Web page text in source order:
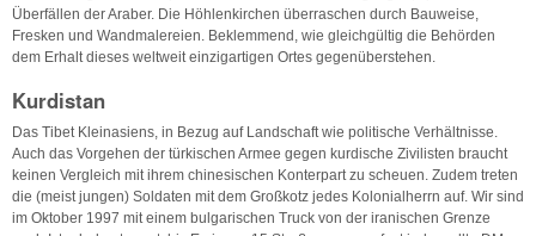
Überfällen der Araber. Die Höhlenkirchen überraschen durch Bauweise,
Fresken und Wandmalereien. Beklemmend, wie gleichgültig die Behörden
dem Erhalt dieses weltweit einzigartigen Ortes gegenüberstehen.
Kurdistan
Das Tibet Kleinasiens, in Bezug auf Landschaft wie politische Verhältnisse.
Auch das Vorgehen der türkischen Armee gegen kurdische Zivilisten braucht
keinen Vergleich mit ihrem chinesischen Konterpart zu scheuen. Zudem treten
die (meist jungen) Soldaten mit dem Großkotz jedes Kolonialherrn auf. Wir sind
im Oktober 1997 mit einem bulgarischen Truck von der iranischen Grenze